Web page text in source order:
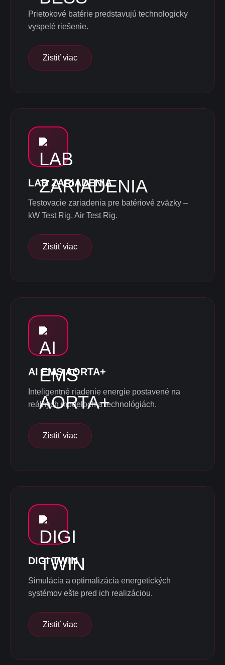
Prietokové batérie predstavujú technologicky
vyspelé riešenie.
Zistiť viac
LAB ZARIADENIA
Testovacie zariadenia pre batériové zväzky –
kW Test Rig, Air Test Rig.
Zistiť viac
AI EMS AORTA+
Inteligentné riadenie energie postavené na
reálnych modeloch a technológiách.
Zistiť viac
DIGI TWIN
Simulácia a optimalizácia energetických
systémov ešte pred ich realizáciou.
Zistiť viac